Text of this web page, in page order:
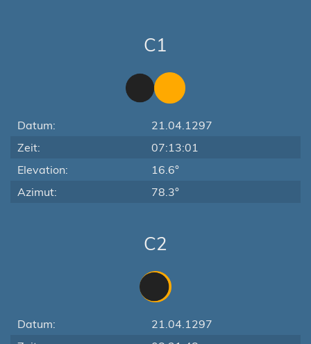
C1
Datum:
21.04.1297
Zeit:
07:13:01
Elevation:
16.6°
Azimut:
78.3°
C2
Datum:
21.04.1297